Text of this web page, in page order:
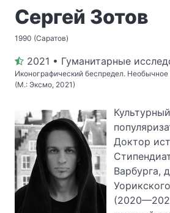
Сергей Зотов
1990 (Саратов)
2021 • Гуманитарные
Иконографический беспредел.
(М.: Эксмо, 2021)
Доктор
Варбурга,